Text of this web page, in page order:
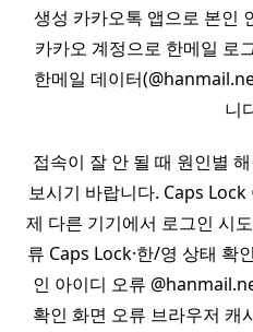
생성 카카오톡 앱으로 본인
카카오 계정으로 한메일 로
한메일 데이터
니
접속이 잘 안 될 때 원인별
보시기 바랍니다. Caps
제 다른 기기에서 로그인 시
류 Caps Lock·한/영 상태 확
인 아이디 오류
확인 화면 오류 브라우저 캐